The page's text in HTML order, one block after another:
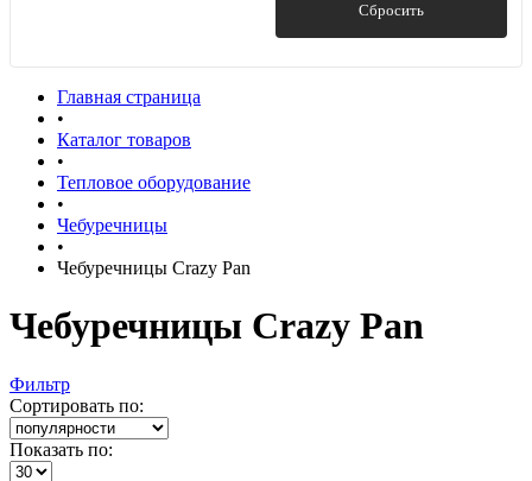
Сбросить
Главная страница
•
Каталог товаров
•
Тепловое оборудование
•
Чебуречницы
•
Чебуречницы Crazy Pan
Чебуречницы Crazy Pan
Фильтр
Сортировать по:
Показать по: